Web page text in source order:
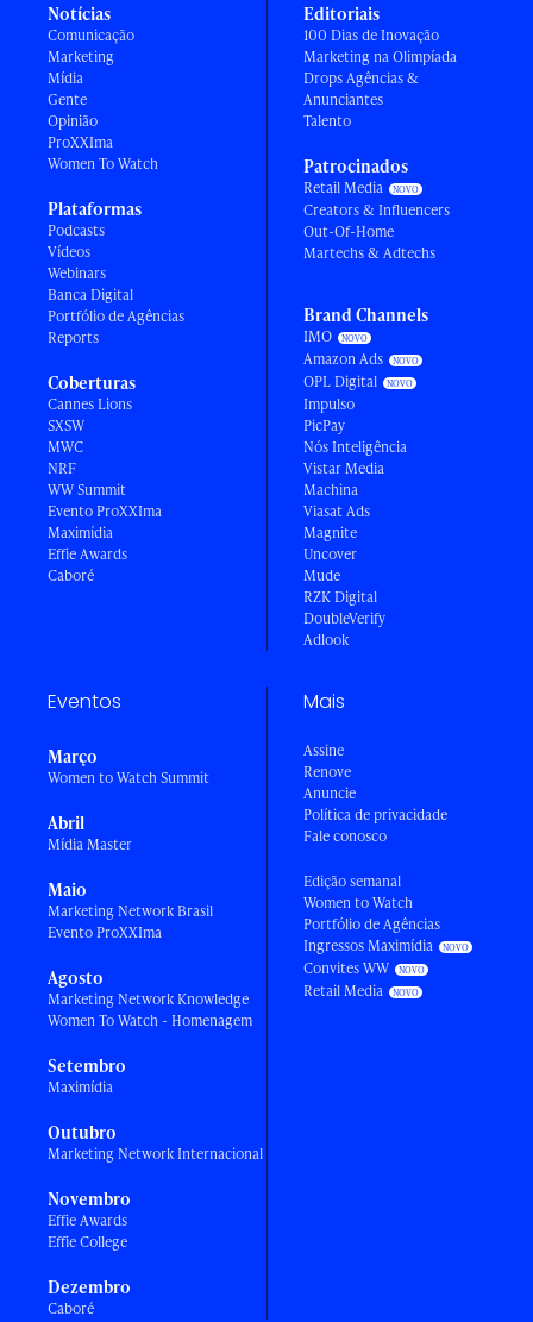
Notícias
Comunicação
Marketing
Mídia
Gente
Opinião
ProXXIma
Women To Watch
Plataformas
Podcasts
Vídeos
Webinars
Banca Digital
Portfólio de Agências
Reports
Coberturas
Cannes Lions
SXSW
MWC
NRF
WW Summit
Evento ProXXIma
Maximídia
Effie Awards
Caboré
Editoriais
100 Dias de Inovação
Marketing na Olimpíada
Drops Agências &
Anunciantes
Talento
Patrocinados
Retail Media
Creators & Influencers
Out-Of-Home
Martechs & Adtechs
Brand Channels
IMO
Amazon Ads
OPL Digital
Impulso
PicPay
Nós Inteligência
Vistar Media
Machina
Viasat Ads
Magnite
Uncover
Mude
RZK Digital
DoubleVerify
Adlook
Eventos
Março
Women to Watch Summit
Abril
Mídia Master
Maio
Marketing Network Brasil
Evento ProXXIma
Agosto
Marketing Network Knowledge
Women To Watch - Homenagem
Setembro
Maximídia
Outubro
Marketing Network Internacional
Novembro
Effie Awards
Effie College
Dezembro
Caboré
Mais
Assine
Renove
Anuncie
Política de privacidade
Fale conosco
Edição semanal
Women to Watch
Portfólio de Agências
Ingressos Maximídia
Convites WW
Retail Media